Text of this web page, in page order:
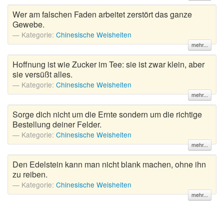
Wer am falschen Faden arbeitet zerstört das ganze
Gewebe.
Kategorie: Chinesische Weisheiten
mehr...
Hoffnung ist wie Zucker im Tee: sie ist zwar klein, aber
sie versüßt alles.
Kategorie: Chinesische Weisheiten
mehr...
Sorge dich nicht um die Ernte sondern um die richtige
Bestellung deiner Felder.
Kategorie: Chinesische Weisheiten
mehr...
Den Edelstein kann man nicht blank machen, ohne ihn
zu reiben.
Kategorie: Chinesische Weisheiten
mehr...